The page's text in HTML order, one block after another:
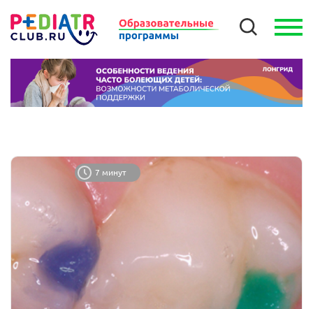
7 минут